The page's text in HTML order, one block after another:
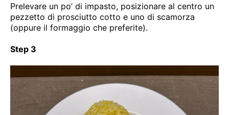
Prelevare un po’ di impasto, posizionare al centro un
pezzetto di prosciutto cotto e uno di scamorza
(oppure il formaggio che preferite).
Step 3